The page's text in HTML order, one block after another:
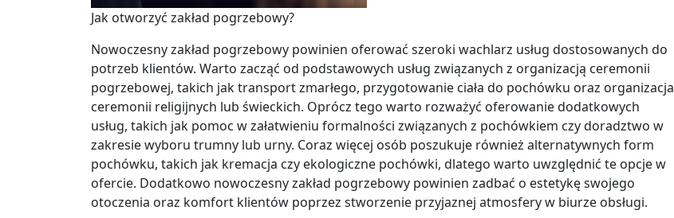
Jak otworzyć zakład pogrzebowy?
Nowoczesny zakład pogrzebowy powinien oferować szeroki wachlarz usług dostosowanych do
potrzeb klientów. Warto zacząć od podstawowych usług związanych z organizacją ceremonii
pogrzebowej, takich jak transport zmarłego, przygotowanie ciała do pochówku oraz organizacja
ceremonii religijnych lub świeckich. Oprócz tego warto rozważyć oferowanie dodatkowych
usług, takich jak pomoc w załatwieniu formalności związanych z pochówkiem czy doradztwo w
zakresie wyboru trumny lub urny. Coraz więcej osób poszukuje również alternatywnych form
pochówku, takich jak kremacja czy ekologiczne pochówki, dlatego warto uwzględnić te opcje w
ofercie. Dodatkowo nowoczesny zakład pogrzebowy powinien zadbać o estetykę swojego
otoczenia oraz komfort klientów poprzez stworzenie przyjaznej atmosfery w biurze obsługi.